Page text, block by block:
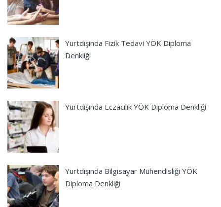
Yurtdışında Fizik Tedavi YÖK Diploma
Denkliği
Yurtdışında Eczacılık YÖK Diploma Denkliği
Yurtdışında Bilgisayar Mühendisliği YÖK
Diploma Denkliği